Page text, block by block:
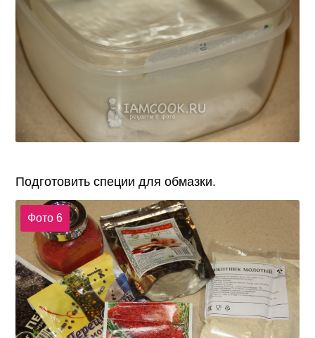
Подготовить специи для обмазки.
Фото 6